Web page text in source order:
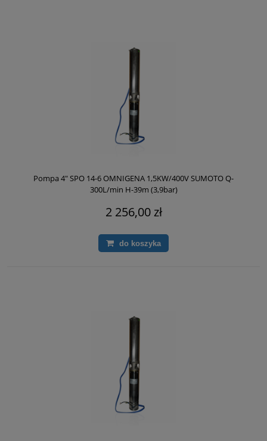
Pompa 4" SPO 14-6 OMNIGENA 1,5KW/400V SUMOTO Q-
300L/min H-39m (3,9bar)
2 256,00 zł
do koszyka